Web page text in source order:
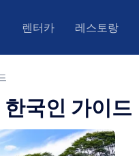
렌터카 레스토랑
국인 가이드